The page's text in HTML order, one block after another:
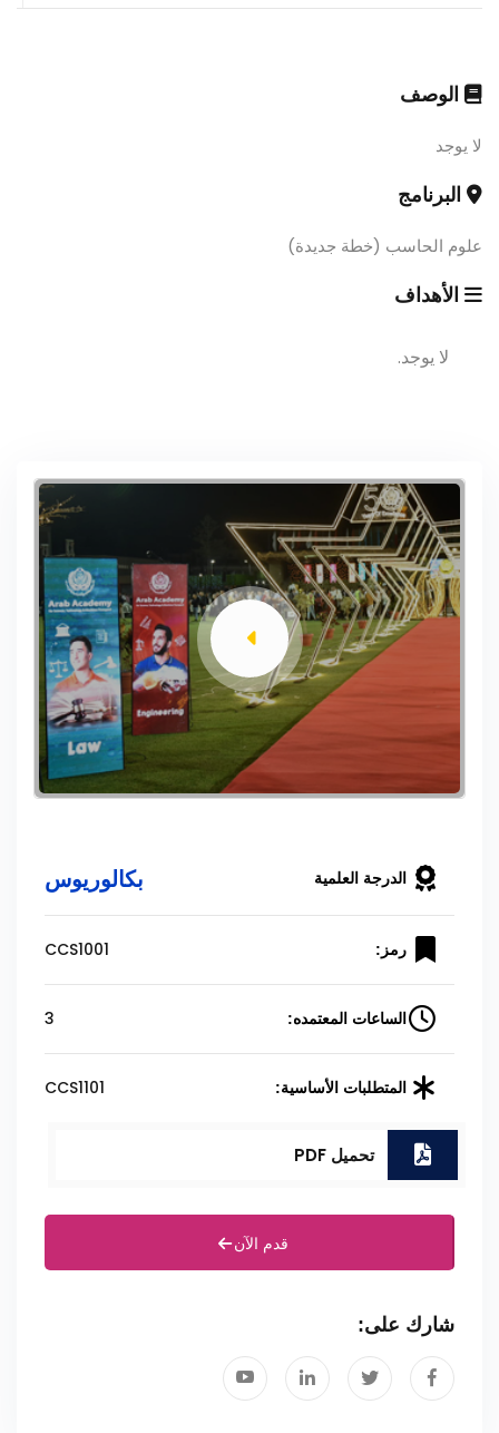
الوصف
لا يوجد
البرنامج
علوم الحاسب (خطة جديدة)
الأهداف
لا يوجد.
الدرجة العلمية بكالوريوس
رمز: CCS1001
الساعات المعتمده: 3
المتطلبات الأساسية: CCS1101
تحميل PDF
قدم الآن
شارك على: